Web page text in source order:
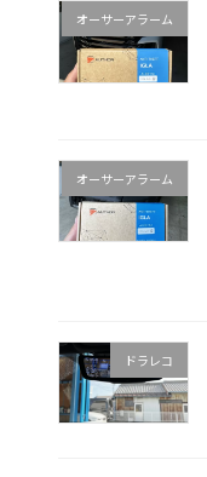
オーサーアラーム
オーサーアラーム
ドラレコ